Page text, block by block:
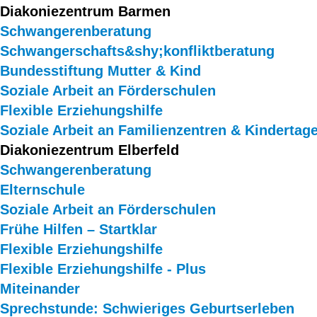
Diakoniezentrum Barmen
Schwangerenberatung
Schwangerschafts&shy;konfliktberatung
Bundesstiftung Mutter & Kind
Soziale Arbeit an Förderschulen
Flexible Erziehungshilfe
Soziale Arbeit an Familienzentren &
Diakoniezentrum Elberfeld
Schwangerenberatung
Elternschule
Soziale Arbeit an Förderschulen
Frühe Hilfen – Startklar
Flexible Erziehungshilfe
Flexible Erziehungshilfe - Plus
Miteinander
Sprechstunde: Schwieriges Geburtserleben